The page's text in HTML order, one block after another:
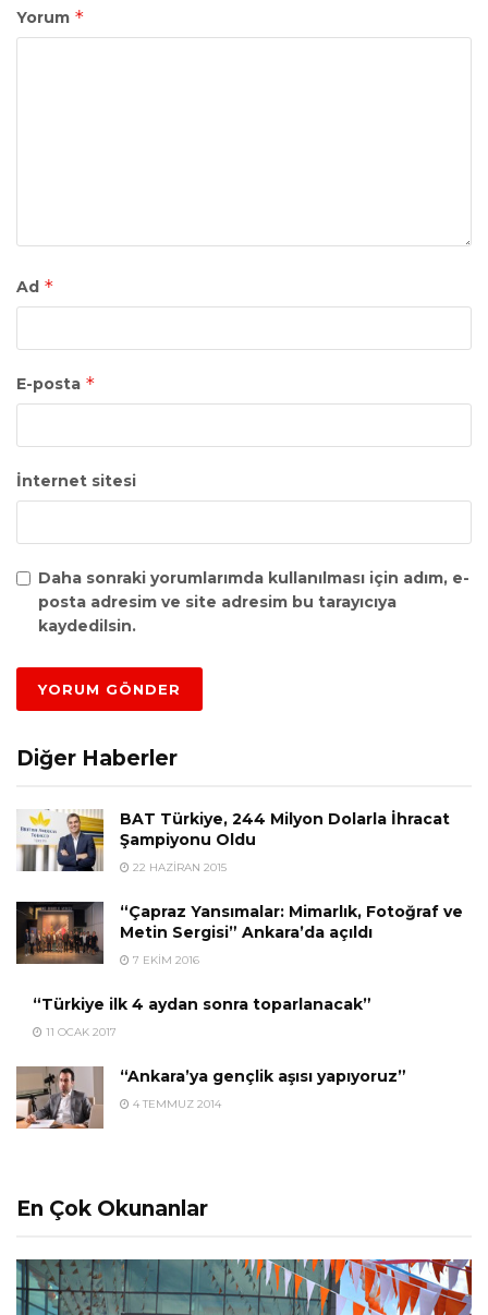
Yorum *
Ad *
E-posta *
İnternet sitesi
Daha sonraki yorumlarımda kullanılması için adım, e-
posta adresim ve site adresim bu tarayıcıya
kaydedilsin.
Diğer Haberler
BAT Türkiye, 244 Milyon Dolarla İhracat
Şampiyonu Oldu
22 HAZIRAN 2015
“Çapraz Yansımalar: Mimarlık, Fotoğraf ve
Metin Sergisi” Ankara’da açıldı
7 EKIM 2016
“Türkiye ilk 4 aydan sonra toparlanacak”
11 OCAK 2017
“Ankara’ya gençlik aşısı yapıyoruz”
4 TEMMUZ 2014
En Çok Okunanlar